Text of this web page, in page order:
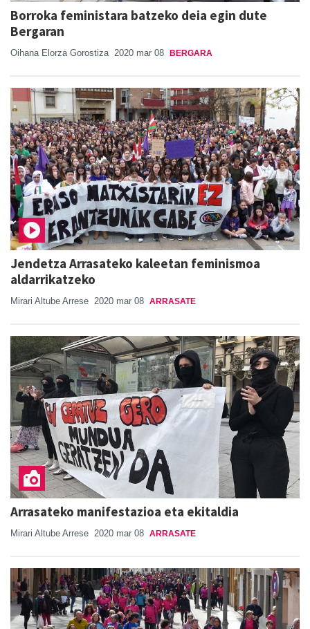
Borroka feministara batzeko deia egin dute
Bergaran
Oihana Elorza Gorostiza 2020 mar 08 BERGARA
Jendetza Arrasateko kaleetan feminismoa
aldarrikatzeko
Mirari Altube Arrese 2020 mar 08 ARRASATE
Arrasateko manifestazioa eta ekitaldia
Mirari Altube Arrese 2020 mar 08 ARRASATE